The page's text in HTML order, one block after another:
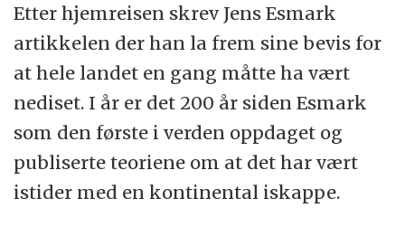
Etter hjemreisen skrev Jens Esmark
artikkelen der han la frem sine bevis for
at hele landet en gang måtte ha vært
nediset. I år er det 200 år siden Esmark
som den første i verden oppdaget og
publiserte teoriene om at det har vært
istider med en kontinental iskappe.